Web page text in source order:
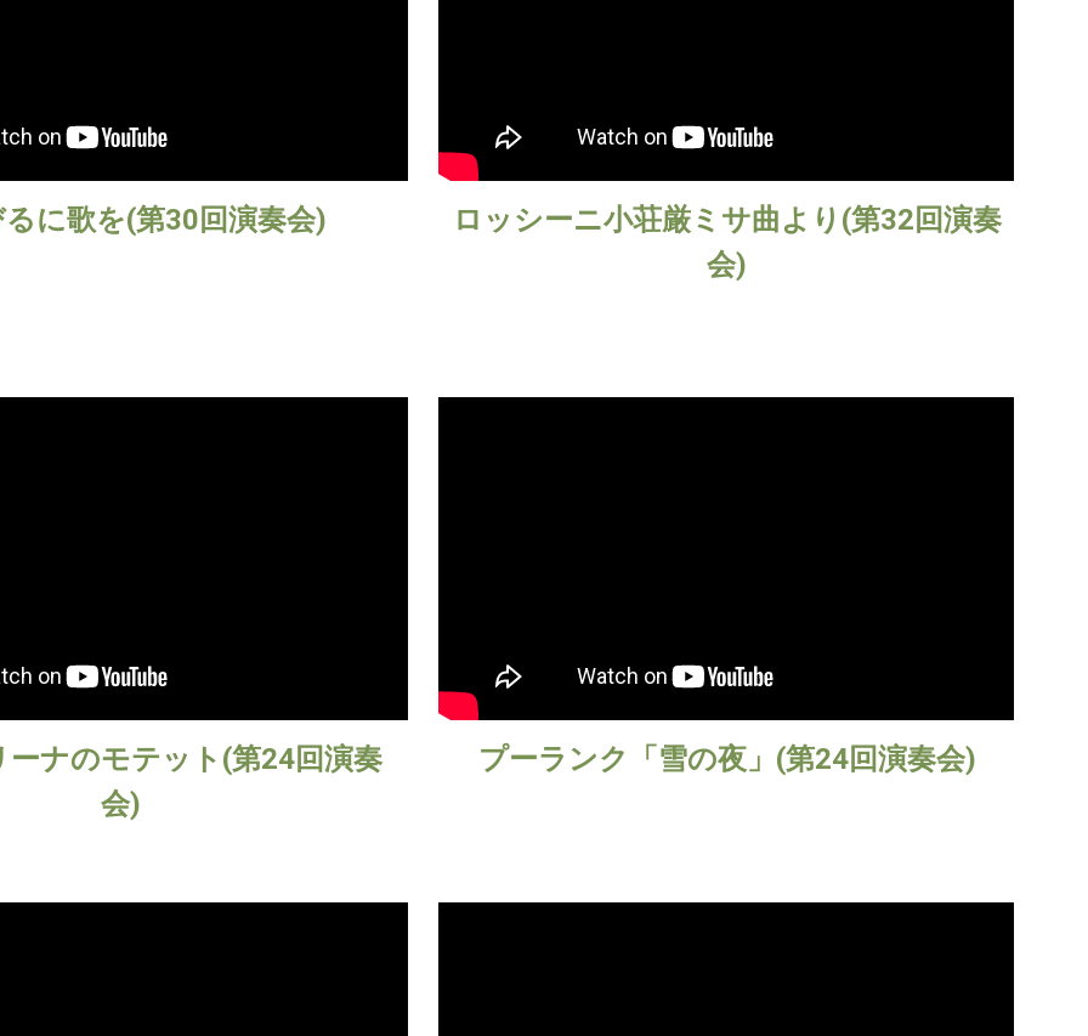
に歌を(第30回演奏会)
ロッシーニ小荘厳ミサ曲より(第32回演奏
会)
ナのモテット(第24回演奏
会)
プーランク「雪の夜」(第24回演奏会)